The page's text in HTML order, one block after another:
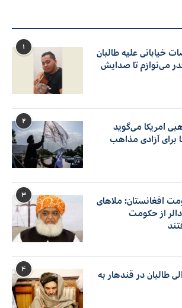
۱
خیابانی علیه طالبان
می‌نوازم تا صدایش
۲
امریکا می‌گوید
برای آزادی مذاهب
۳
افغانستان: ملاهای
از حکومت
۴
طالبان در قندهار به